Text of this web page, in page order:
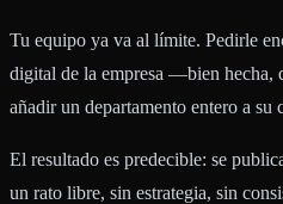
Tu equipo ya va al límite. Pedirle
digital de la empresa —bien
añadir un departamento entero a su
El resultado es predecible: se
un rato libre, sin estrategia, sin